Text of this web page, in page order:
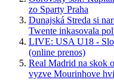
zo Sparty Praha
Dunajská Streda si
Twente inkasovala
LIVE: USA U18 -
(online prenos)
Real Madrid na skok
vyzve Mourinhove